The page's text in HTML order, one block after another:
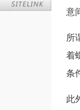
意
所
着
条
此